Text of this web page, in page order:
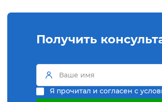
Получить
Я прочитал и согласен с